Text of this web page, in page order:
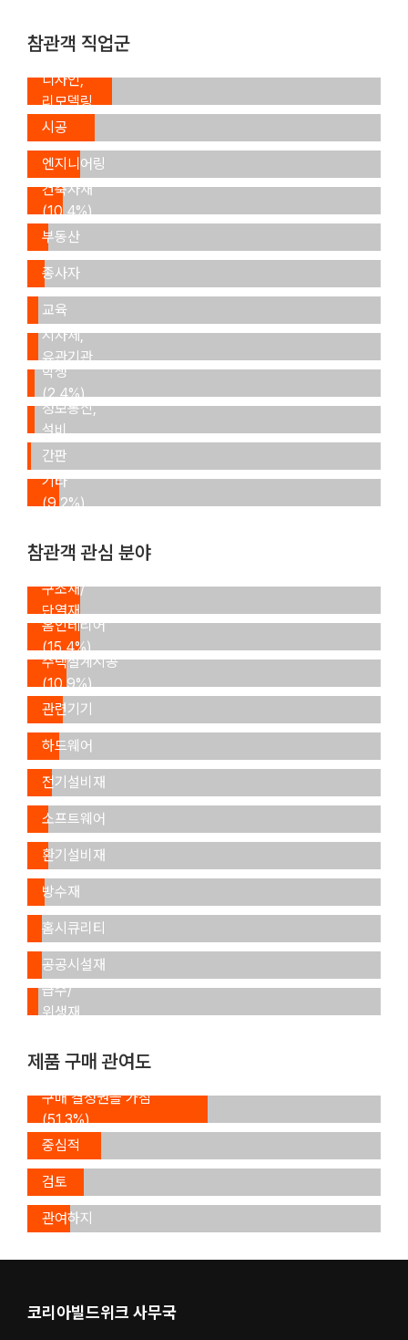
(0.8%)
참관객 직업군
인테리어,
디자인,
리모델링
(23.7%)
건설,
시공
(19.1%)
설계,
엔지니어링
(15.3%)
건축자재
(10.4%)
건물관리,
부동산
(5.7%)
타 업계
종사자
(5.2%)
연구,
교육
(2.8%)
정부기관,
지자체,
유관기관
(2.7%)
학생
(2.4%)
ICT,
정보통신,
설비
(2.2%)
사인,
간판
(1.3%)
기타
(9.2%)
참관객 관심 분야
내외장재/
구조재/
단열재
(15.4%)
홈인테리어
(15.4%)
주택설계시공
(10.9%)
건축공구/
관련기기
(10.3%)
청소/
하드웨어
(8.6%)
조명/
전기설비재
(7.3%)
주택정보/
소프트웨어
(6.4%)
냉난방/
환기설비재
(6.0%)
도장/
방수재
(5.9%)
IoT/
홈시큐리티
(4.8%)
조경/
공공시설재
(4.8%)
급수/
위생재
제품 구매 관여도
구매 결정권을 가짐
(51.3%)
구매
결정에
중심적
역할
(20.7%)
구매
결정의
검토
멤버
(15.7%)
구매
결정에
관여하지
(12.3%)
코리아빌드위크 사무국